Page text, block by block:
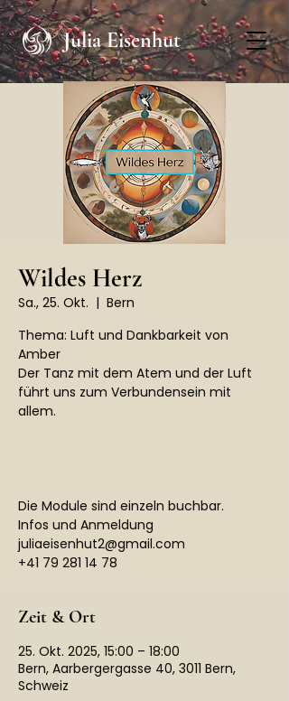
Julia Eisenhut
Wildes Herz
Sa., 25. Okt.
  |
Bern
Thema: Luft und Dankbarkeit von
Amber
Der Tanz mit dem Atem und der Luft
führt uns zum Verbundensein mit
allem.
Die Module sind einzeln buchbar.
Infos und Anmeldung
juliaeisenhut2@gmail.com
+41 79 281 14 78
Zeit & Ort
25. Okt. 2025, 15:00 – 18:00
Bern, Aarbergergasse 40, 3011 Bern,
Schweiz